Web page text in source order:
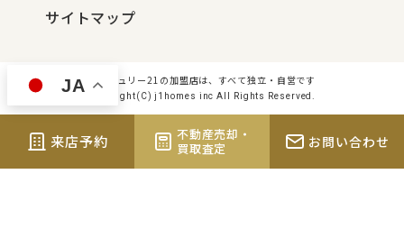
サイトマップ
センチュリー21の加盟店は、すべて独立・自営です
Copyright(C) j1homes inc All Rights Reserved.
来店予約
不動産売却・
買取査定
お問い合わせ
JA